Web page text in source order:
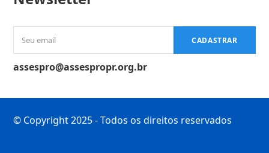
email
CADASTRAR
assespro@assespropr.org.br
© Copyright 2025 - Todos os direitos reservados